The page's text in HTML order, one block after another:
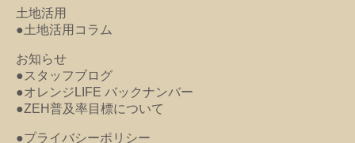
土地活用
●土地活用コラム
お知らせ
●スタッフブログ
●オレンジLIFE バックナンバー
●ZEH普及率目標について
●プライバシーポリシー